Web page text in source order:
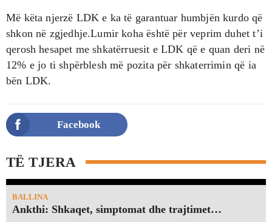
Më këta njerzë LDK e ka të garantuar humbjën kurdo që
shkon në zgjedhje.Lumir koha është për veprim duhet t’i
qerosh hesapet me shkatërruesit e LDK që e quan deri në
12% e jo ti shpërblesh më pozita për shkaterrimin që ia
bën LDK.
Facebook
TË TJERA
BALLINA
Ankthi: Shkaqet, simptomat dhe trajtimet…